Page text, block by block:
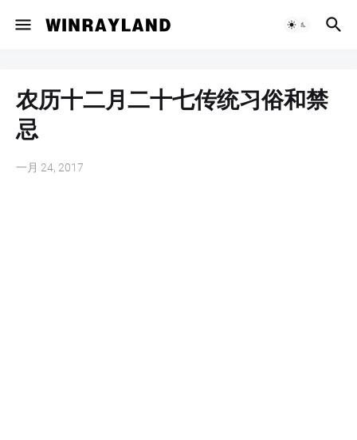
农历十二月二十七传统习俗和禁
忌
一月 24, 2017